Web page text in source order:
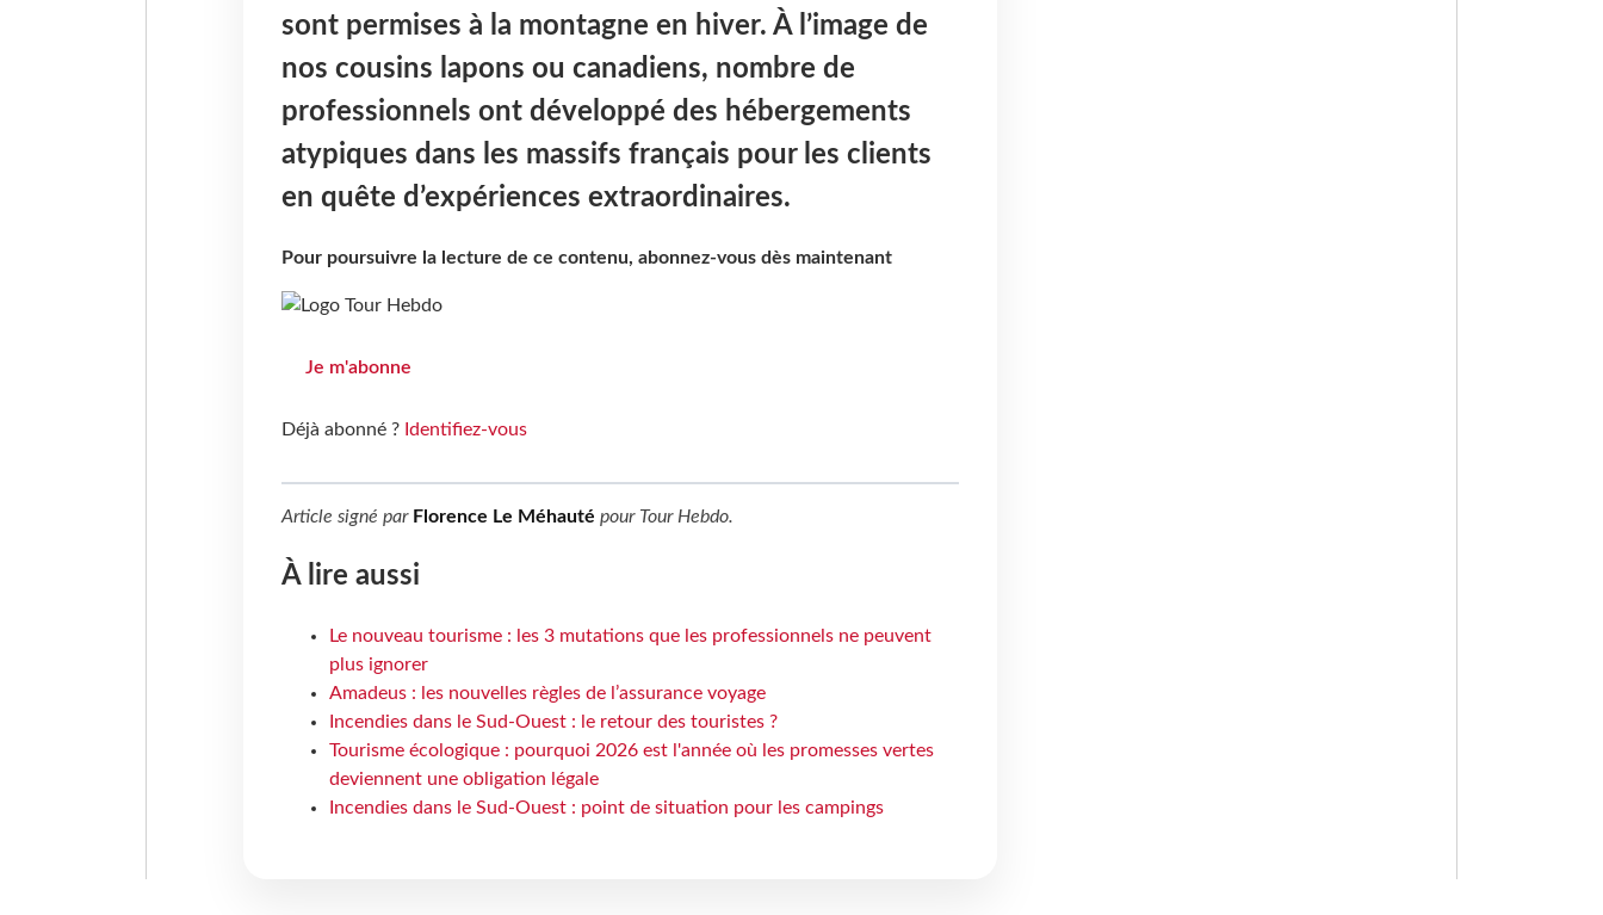
sont permises à la montagne en hiver. À l’image de
nos cousins lapons ou canadiens, nombre de
professionnels ont développé des hébergements
atypiques dans les massifs français pour les clients
en quête d’expériences extraordinaires.
Pour poursuivre la lecture de ce contenu, abonnez-vous dès maintenant
Je m'abonne
Déjà abonné ? Identifiez-vous
Article signé par Florence Le Méhauté pour Tour Hebdo.
À lire aussi
Le nouveau tourisme : les 3 mutations que les professionnels ne peuvent
plus ignorer
Amadeus : les nouvelles règles de l’assurance voyage
Incendies dans le Sud-Ouest : le retour des touristes ?
Tourisme écologique : pourquoi 2026 est l'année où les promesses vertes
deviennent une obligation légale
Incendies dans le Sud-Ouest : point de situation pour les campings